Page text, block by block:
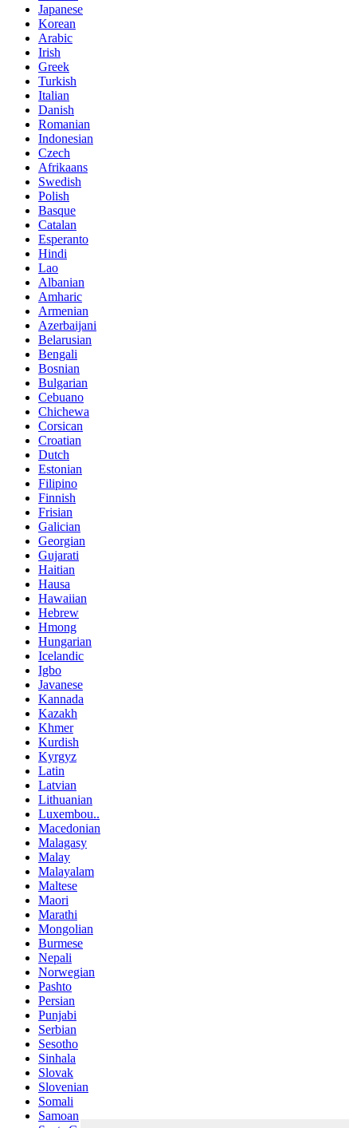
Japanese
Korean
Arabic
Irish
Greek
Turkish
Italian
Danish
Romanian
Indonesian
Czech
Afrikaans
Swedish
Polish
Basque
Catalan
Esperanto
Hindi
Lao
Albanian
Amharic
Armenian
Azerbaijani
Belarusian
Bengali
Bosnian
Bulgarian
Cebuano
Chichewa
Corsican
Croatian
Dutch
Estonian
Filipino
Finnish
Frisian
Galician
Georgian
Gujarati
Haitian
Hausa
Hawaiian
Hebrew
Hmong
Hungarian
Icelandic
Igbo
Javanese
Kannada
Kazakh
Khmer
Kurdish
Kyrgyz
Latin
Latvian
Lithuanian
Luxembou..
Macedonian
Malagasy
Malay
Malayalam
Maltese
Maori
Marathi
Mongolian
Burmese
Nepali
Norwegian
Pashto
Persian
Punjabi
Serbian
Sesotho
Sinhala
Slovak
Slovenian
Somali
Samoan